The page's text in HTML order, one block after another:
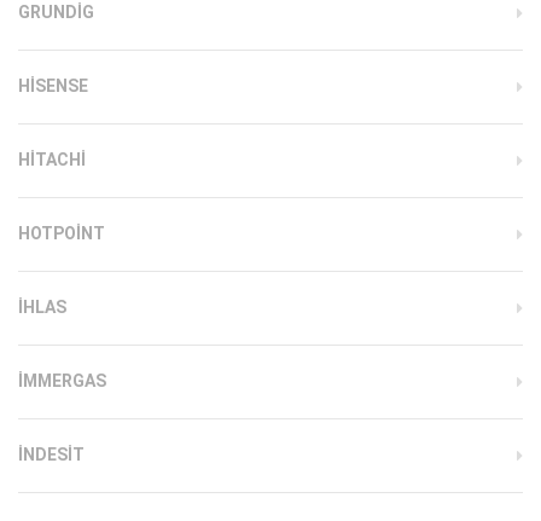
GRUNDIG
HISENSE
HITACHI
HOTPOINT
IHLAS
İMMERGAS
INDESIT